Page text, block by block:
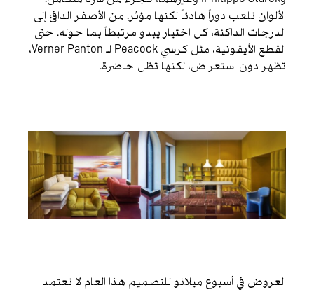
الألوان تلعب دوراً هادئاً لكنها مؤثر. من الأصفر الدافئ إلى
الدرجات الداكنة، كل اختيار يبدو مرتبطاً بما حوله. حتى
القطع الأيقونية، مثل كرسي Peacock لـ Verner Panton،
تظهر دون استعراض، لكنها تظل حاضرة.
العروض في أسبوع ميلانو للتصميم هذا العام لا تعتمد